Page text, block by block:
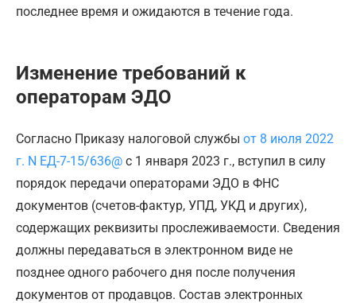
последнее время и ожидаются в течение года.
Изменение требований к
операторам ЭДО
Согласно Приказу налоговой службы от 8 июля 2022
г. N ЕД-7-15/636@ с 1 января 2023 г., вступил в силу
порядок передачи операторами ЭДО в ФНС
документов (счетов-фактур, УПД, УКД и других),
содержащих реквизиты прослеживаемости. Сведения
должны передаваться в электронном виде не
позднее одного рабочего дня после получения
документов от продавцов. Состав электронных